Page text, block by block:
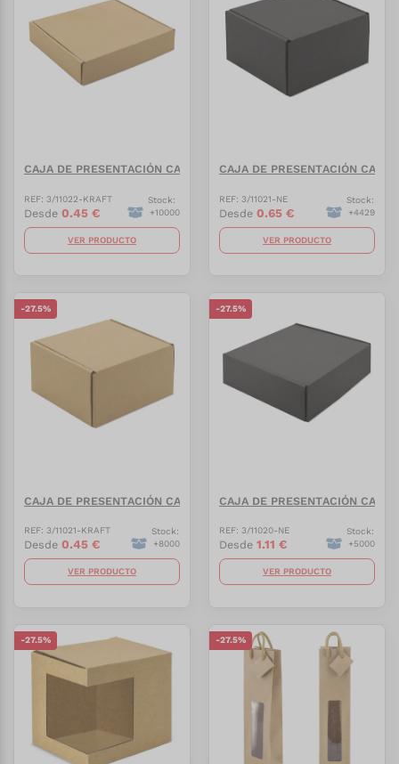
CAJA DE PRESENTACIÓN CARTÓN CORRUGADO "QARA"
REF: 3/11022-KRAFT
Desde 0.45 €
Stock:
+10000
VER PRODUCTO
CAJA DE PRESENTACIÓN
REF: 3/11021-NE
Desde 0.65 €
Stock:
+4429
VER PRODUCTO
-27.5%
CAJA DE PRESENTACIÓN CARTÓN CORRUGADO "MITSA"
REF: 3/11021-KRAFT
Desde 0.45 €
Stock:
+8000
VER PRODUCTO
-27.5%
CAJA DE PRESENTACIÓN
REF: 3/11020-NE
Desde 1.11 €
Stock:
+5000
VER PRODUCTO
-27.5% -27.5%